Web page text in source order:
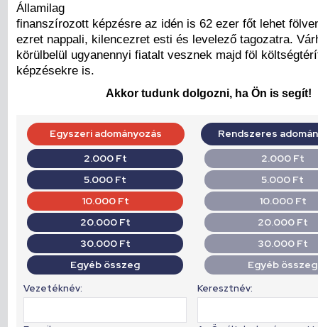
Államilag
finanszírozott képzésre az idén is 62 ezer főt lehet
ezret nappali, kilencezret esti és levelező tagozatra.
körülbelül ugyanennyi fiatalt vesznek majd föl
képzésekre is.
Akkor tudunk dolgozni, ha Ön is segít!